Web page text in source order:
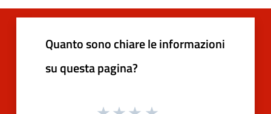
Quanto sono chiare le informazioni
su questa pagina?